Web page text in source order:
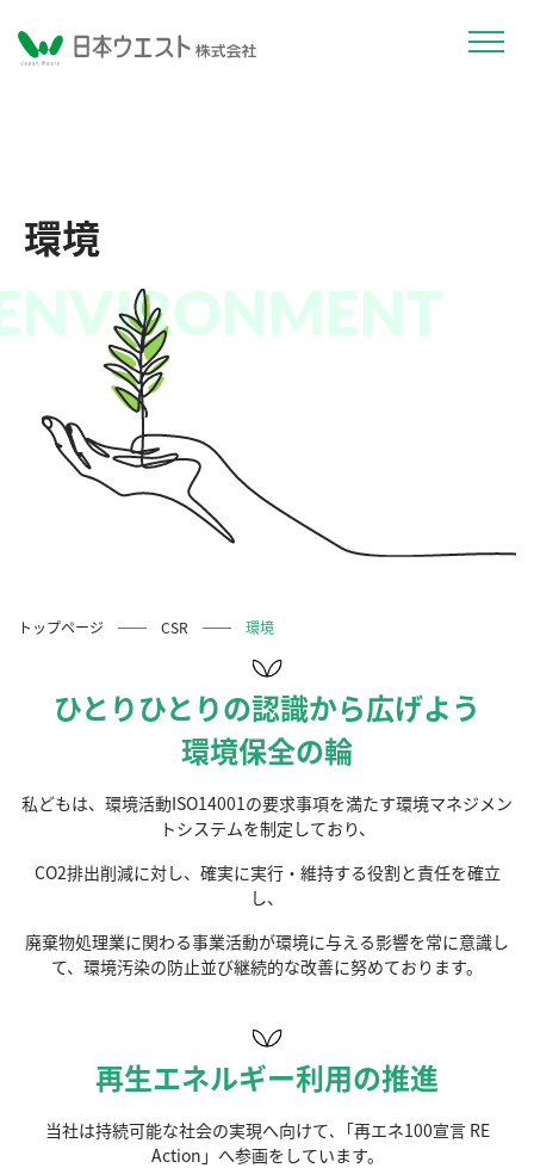
環境
トップページ CSR 環境
ひとりひとりの認識から広げよう
環境保全の輪
私どもは、環境活動ISO14001の要求事項を満たす環境マネジメン
トシステムを制定しており、
CO2排出削減に対し、確実に実行・維持する役割と責任を確立
し、
廃棄物処理業に関わる事業活動が環境に与える影響を常に意識し
て、環境汚染の防止並び継続的な改善に努めております。
再生エネルギー利用の推進
当社は持続可能な社会の実現へ向けて､「再エネ100宣言 RE
Action」へ参画をしています。